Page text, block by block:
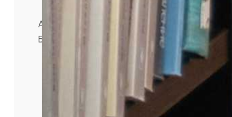
Анна Филиппова
Благодарим за фото Василия Максимова